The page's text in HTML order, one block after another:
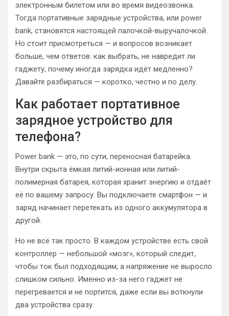
электронным билетом или во время видеозвонка.
Тогда портативные зарядные устройства, или power
bank, становятся настоящей палочкой-выручалочкой.
Но стоит присмотреться — и вопросов возникает
больше, чем ответов: как выбрать, не навредит ли
гаджету, почему иногда зарядка идёт медленно?
Давайте разбираться — коротко, честно и по делу.
Как работает портативное
зарядное устройство для
телефона?
Power bank — это, по сути, переносная батарейка.
Внутри скрыта ёмкая литий-ионная или литий-
полимерная батарея, которая хранит энергию и отдаёт
её по вашему запросу. Вы подключаете смартфон — и
заряд начинает перетекать из одного аккумулятора в
другой.
Но не всё так просто. В каждом устройстве есть свой
контроллер — небольшой «мозг», который следит,
чтобы ток был подходящим, а напряжение не выросло
слишком сильно. Именно из-за него гаджет не
перегревается и не портится, даже если вы воткнули
два устройства сразу.